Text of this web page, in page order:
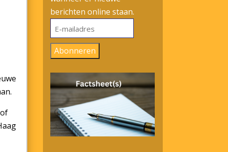
berichten online staan.
E-
mailadres
Abonneren